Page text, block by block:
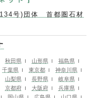
号)団体 首都圏石材
秋田県 山形県
福島県
千葉県 東京都
神奈川県
山梨県 長野県
岐阜県
京都府 大阪府
兵庫県